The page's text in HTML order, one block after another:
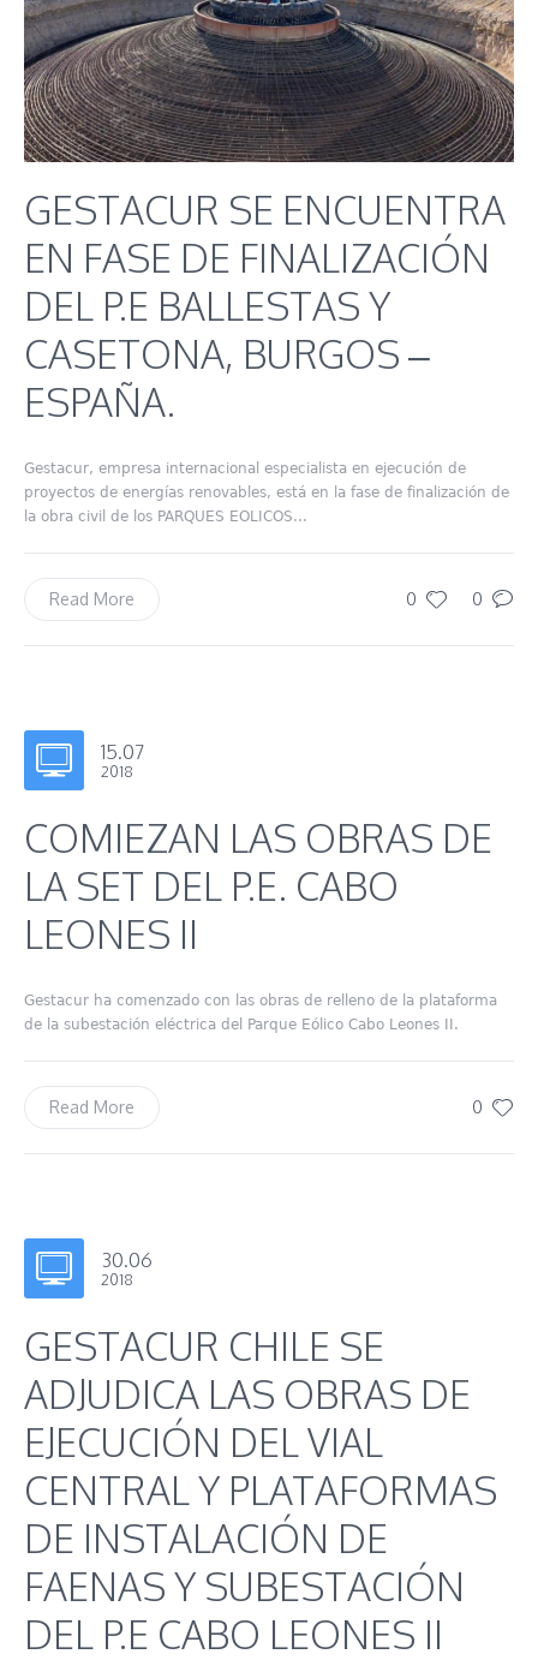
GESTACUR SE ENCUENTRA
EN FASE DE FINALIZACIÓN
DEL P.E BALLESTAS Y
CASETONA, BURGOS –
ESPAÑA.
Gestacur, empresa internacional especialista en ejecución de
proyectos de energías renovables, está en la fase de finalización de
la obra civil de los PARQUES EOLICOS...
0 0
Read More
15.07
2018
COMIEZAN LAS OBRAS DE
LA SET DEL P.E. CABO
LEONES II
Gestacur ha comenzado con las obras de relleno de la plataforma
de la subestación eléctrica del Parque Eólico Cabo Leones II.
0
Read More
30.06
2018
GESTACUR CHILE SE
ADJUDICA LAS OBRAS DE
EJECUCIÓN DEL VIAL
CENTRAL Y PLATAFORMAS
DE INSTALACIÓN DE
FAENAS Y SUBESTACIÓN
DEL P.E CABO LEONES II